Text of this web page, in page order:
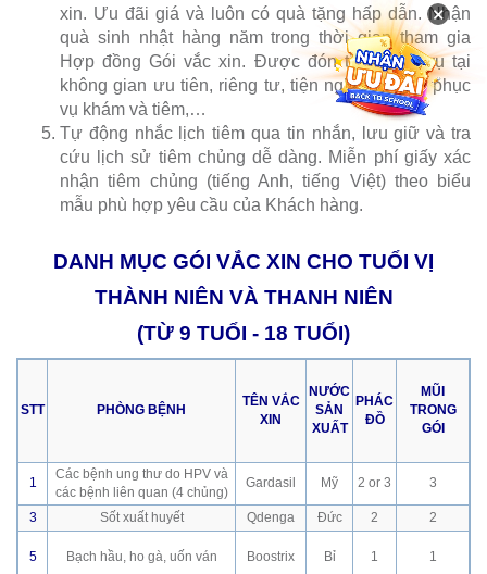
xin. Ưu đãi giá và luôn có quà tặng hấp dẫn. Nhận
quà sinh nhật hàng năm trong thời gian tham gia
Hợp đồng Gói vắc xin. Được đón tiếp phục vụ tại
không gian ưu tiên, riêng tư, tiện nghi. Ưu tiên phục
vụ khám và tiêm,…
Tự động nhắc lịch tiêm qua tin nhắn, lưu giữ và tra
cứu lịch sử tiêm chủng dễ dàng. Miễn phí giấy xác
nhận tiêm chủng (tiếng Anh, tiếng Việt) theo biểu
mẫu phù hợp yêu cầu của Khách hàng.
DANH MỤC GÓI VẮC XIN CHO TUỔI VỊ
THÀNH NIÊN VÀ THANH NIÊN
(TỪ 9 TUỔI - 18 TUỔI)
STT PHÒNG BỆNH
TÊN VẮC
XIN
NƯỚC
SẢN
XUẤT
PHÁC
ĐỒ
MŨI
TRONG
GÓI
1
Các bệnh ung thư do HPV và
các bệnh liên quan (4 chủng)
Gardasil Mỹ 2 or 3 3
3 Sốt xuất huyết Qdenga Đức 2 2
5 Bạch hầu, ho gà, uốn ván Boostrix Bỉ 1 1
×